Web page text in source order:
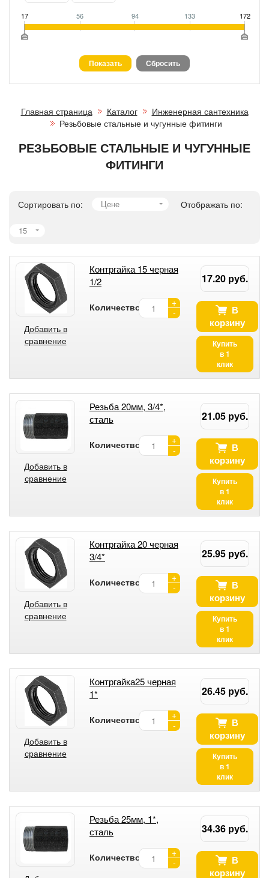
17 56 94 133 172
Главная страница Каталог
Инженерная сантехника
Резьбовые стальные и чугунные фитинги
РЕЗЬБОВЫЕ СТАЛЬНЫЕ И ЧУГУННЫЕ
ФИТИНГИ
Сортировать по: Цене Отображать по:
15
Добавить в
сравнение
Контргайка 15 черная
1/2
Количество:
+
-
17.20 руб.
В
корзину
Купить
в 1
клик
Добавить в
сравнение
Резьба 20мм, 3/4*,
сталь
Количество:
+
-
21.05 руб.
В
корзину
Купить
в 1
клик
Добавить в
сравнение
Контргайка 20 черная
3/4*
Количество:
+
-
25.95 руб.
В
корзину
Купить
в 1
клик
Добавить в
сравнение
Контргайка25 черная
1*
Количество:
+
-
26.45 руб.
В
корзину
Купить
в 1
клик
Резьба 25мм, 1*,
сталь
Количество:
+
-
34.36 руб.
В
корзину